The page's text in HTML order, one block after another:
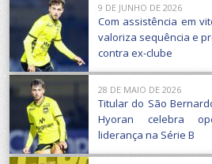
9 DE JUNHO DE 2026
Com assistência em
valoriza sequência e
contra ex-clube
28 DE MAIO DE 2026
Titular do São
Hyoran celebra
liderança na Série B